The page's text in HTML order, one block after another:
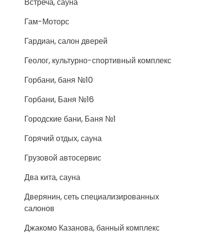
Гам-Моторс
Гардиан, салон дверей
Геолог, культурно-спортивный комплекс
Горбани, баня №10
Горбани, Баня №16
Городские бани, Баня №1
Горячий отдых, сауна
Грузовой автосервис
Два кита, сауна
Дверянин, сеть специализированных
салонов
Джакомо Казанова, банный комплекс